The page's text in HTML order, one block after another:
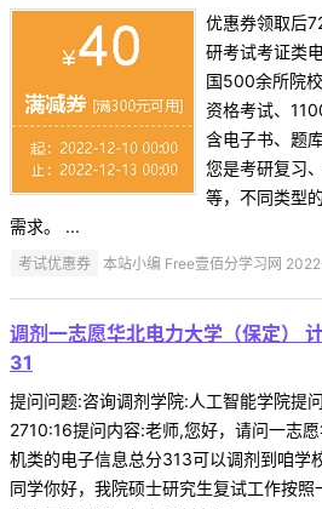
优惠券领取后
研考试考证类
国500余所院
资格考试、
含电子书、题
您是考研复习
等，不同类型
需求。 ...
考试优惠券 本站小编 Free壹佰分学习网
调剂一志愿华北电力大学（保定）
31
提问问题:咨询调剂学院:人工智能学院
2710:16提问内容:老师,您好，请问一志
机类的电子信息总分313可以调剂到咱学
同学你好，我院硕士研究生复试工作按